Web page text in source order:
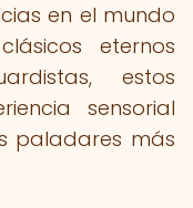
en el mundo
eternos
estos
sensorial
paladares más